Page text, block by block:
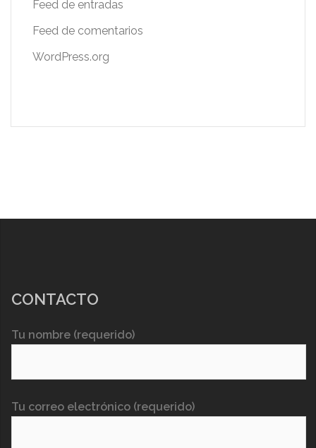
Feed de entradas
Feed de comentarios
WordPress.org
CONTACTO
Tu nombre (requerido)
Tu correo electrónico (requerido)